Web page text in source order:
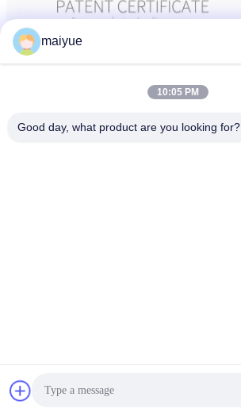
maiyue
10:05 PM
Good day, what product are you looking for?